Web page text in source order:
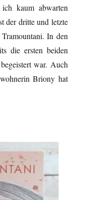
kaum abwarten
der dritte und letzte
In den
die ersten beiden
war. Auch
Briony hat